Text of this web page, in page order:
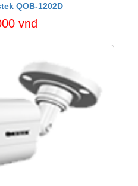
QOB-1202D
vnđ